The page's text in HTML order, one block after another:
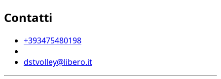
Contatti
+393475480198
dstvolley@libero.it